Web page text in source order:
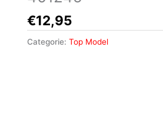
€12,95
Categorie: Top Model